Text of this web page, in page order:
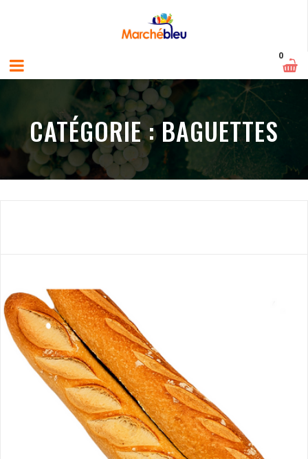
0
CATÉGORIE :BAGUETTES